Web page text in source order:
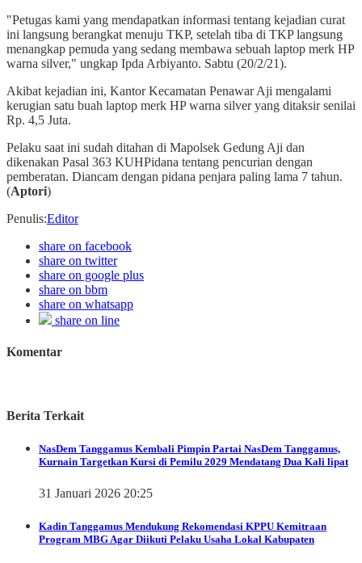
"Petugas kami yang mendapatkan informasi tentang kejadian curat
ini langsung berangkat menuju TKP, setelah tiba di TKP langsung
menangkap pemuda yang sedang membawa sebuah laptop merk HP
warna silver," ungkap Ipda Arbiyanto. Sabtu (20/2/21).
Akibat kejadian ini, Kantor Kecamatan Penawar Aji mengalami
kerugian satu buah laptop merk HP warna silver yang ditaksir senilai
Rp. 4,5 Juta.
Pelaku saat ini sudah ditahan di Mapolsek Gedung Aji dan
dikenakan Pasal 363 KUHPidana tentang pencurian dengan
pemberatan. Diancam dengan pidana penjara paling lama 7 tahun.
(Aptori)
Penulis:Editor
share on facebook
share on twitter
share on google plus
share on bbm
share on whatsapp
share on line
Komentar
Berita Terkait
NasDem Tanggamus Kembali Pimpin Partai NasDem Tanggamus,
Kurnain Targetkan Kursi di Pemilu 2029 Mendatang Dua Kali lipat
31 Januari 2026 20:25
Kadin Tanggamus Mendukung Rekomendasi KPPU Kemitraan
Program MBG Agar Diikuti Pelaku Usaha Lokal Kabupaten